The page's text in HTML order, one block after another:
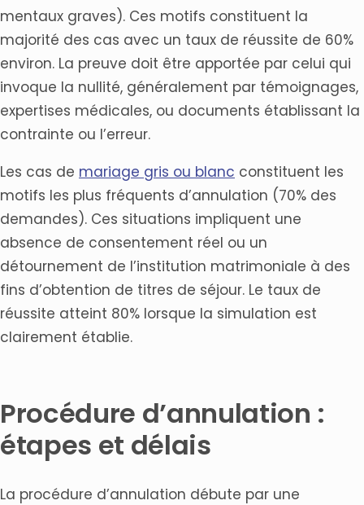
mentaux graves). Ces motifs constituent la
majorité des cas avec un taux de réussite de 60%
environ. La preuve doit être apportée par celui qui
invoque la nullité, généralement par témoignages,
expertises médicales, ou documents établissant la
contrainte ou l’erreur.
Les cas de mariage gris ou blanc constituent les
motifs les plus fréquents d’annulation (70% des
demandes). Ces situations impliquent une
absence de consentement réel ou un
détournement de l’institution matrimoniale à des
fins d’obtention de titres de séjour. Le taux de
réussite atteint 80% lorsque la simulation est
clairement établie.
Procédure d’annulation :
étapes et délais
La procédure d’annulation débute par une